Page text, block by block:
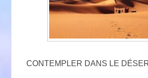
CONTEMPLER DANS LE